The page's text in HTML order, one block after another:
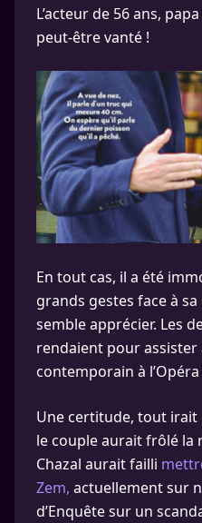
L’acteur de 56 ans,
peut-être vanté !
En tout cas, il a été
grands gestes face à
semble apprécier. Les
rendaient pour assister
contemporain à l’Opéra
Une certitude, tout
le couple aurait frôlé la
Chazal aurait failli
Zem, actuellement sur
d’Enquête sur un